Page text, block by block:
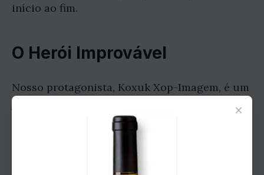
início ao fim.
O Herói Improvável
Nosso protagonista, Koxuk Xop-Imagem, é um
jovem alienígena que vive no planeta Xop-
Imagem. Ele é um pouco desajeitado e não é
muito bom em se encaixar, mas tem um
coração de ouro e uma determinação
inabalável. Quando seu planeta é ameaçado
×